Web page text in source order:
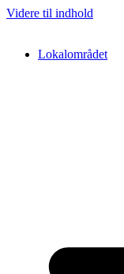
Videre til indhold
Lokalområdet